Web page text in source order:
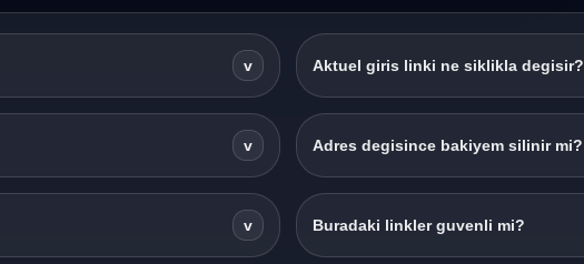
v Aktuel giris linki ne siklikla degisir?
v Adres degisince bakiyem silinir mi?
v Buradaki linkler guvenli mi?